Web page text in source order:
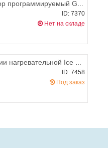
Терморегулятор программируемый Grand Meyer PST-2
ID: 7370
Нет на складе
Комплект секции нагревательной Ice Free (1 метр, 30 Вт/м)
ID: 7458
Под заказ